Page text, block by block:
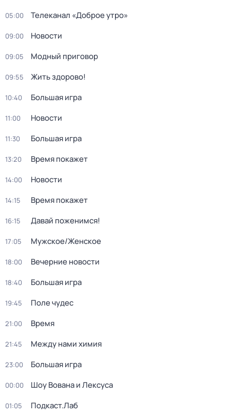
05:00 Телеканал «Доброе утро»
09:00 Новости
09:05 Модный приговор
09:55 Жить здорово!
10:40 Большая игра
11:00 Новости
11:30 Большая игра
13:20 Время покажет
14:00 Новости
14:15 Время покажет
16:15 Давай поженимся!
17:05 Мужское/Женское
18:00 Вечерние новости
18:40 Большая игра
19:45 Поле чудес
21:00 Время
21:45 Между нами химия
23:00 Большая игра
00:00 Шоу Вована и Лексуса
01:05 Подкаст.Лаб